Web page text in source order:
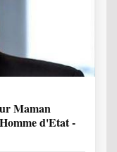
Maman
d'Etat -